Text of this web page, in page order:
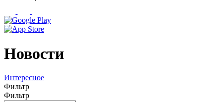
Новости
Интересное
Фильтр
Фильтр